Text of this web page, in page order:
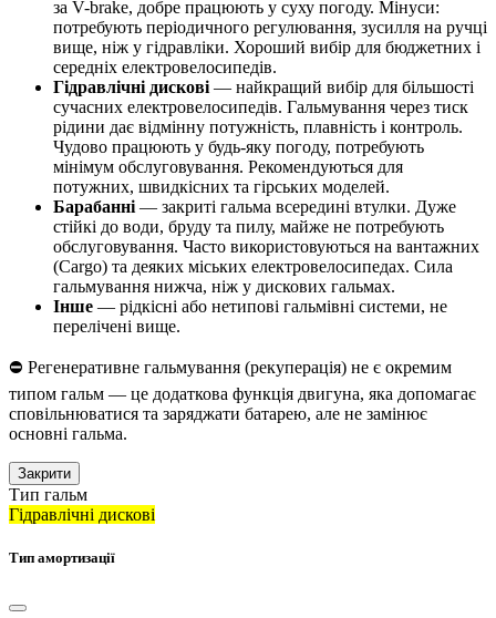
за V-brake, добре працюють у суху погоду. Мінуси:
потребують періодичного регулювання, зусилля на ручці
вище, ніж у гідравліки. Хороший вибір для бюджетних і
середніх електровелосипедів.
Гідравлічні дискові — найкращий вибір для більшості
сучасних електровелосипедів. Гальмування через тиск
рідини дає відмінну потужність, плавність і контроль.
Чудово працюють у будь-яку погоду, потребують
мінімум обслуговування. Рекомендуються для
потужних, швидкісних та гірських моделей.
Барабанні — закриті гальма всередині втулки. Дуже
стійкі до води, бруду та пилу, майже не потребують
обслуговування. Часто використовуються на вантажних
(Cargo) та деяких міських електровелосипедах. Сила
гальмування нижча, ніж у дискових гальмах.
Інше — рідкісні або нетипові гальмівні системи, не
перелічені вище.
⛔ Регенеративне гальмування (рекуперація) не є окремим
типом гальм — це додаткова функція двигуна, яка допомагає
сповільнюватися та заряджати батарею, але не замінює
основні гальма.
Закрити
Тип гальм
Гідравлічні дискові
Тип амортизації